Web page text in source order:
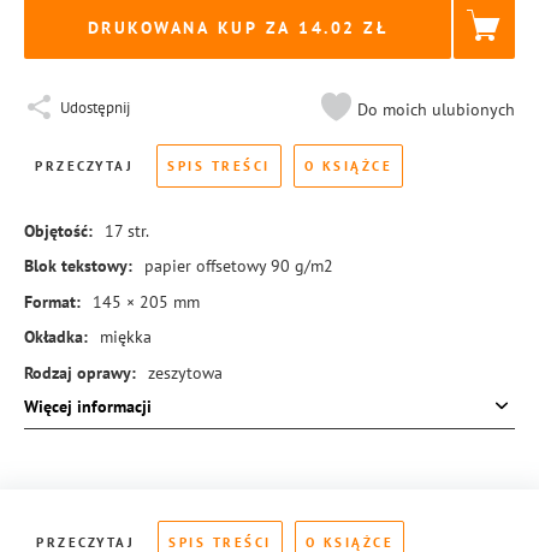
DRUKOWANA KUP ZA 14.02
Udostępnij Do moich ulubionych
PRZECZYTAJ SPIS TREŚCI O KSIĄŻCE
Objętość: 17 str.
Blok tekstowy:
papier offsetowy 90 g/m2
Format:
145 × 205 mm
Okładka:
miękka
Rodzaj oprawy: zeszytowa
ISBN:
978-83-288-0109-7
Więcej informacji
PRZECZYTAJ SPIS TREŚCI O KSIĄŻCE